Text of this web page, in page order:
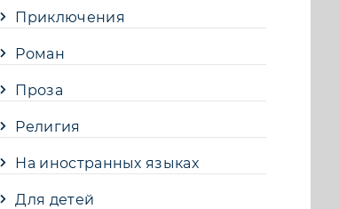
Приключения
Роман
Проза
Религия
На иностранных языках
Для детей